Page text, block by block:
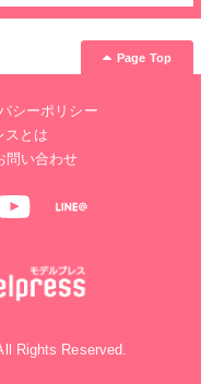
Page Top
シーポリシー
スとは
問い合わせ
Rights Reserved.